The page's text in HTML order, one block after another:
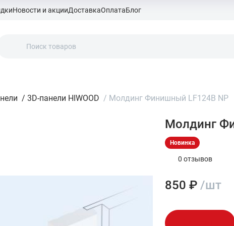
Новости и акцииДоставкаОплатаБлог
/ 3D-панели HIWOOD / Молдинг Финишный LF124B NP
Молдинг
Новинка
0 отзывов
850 ₽ /шт